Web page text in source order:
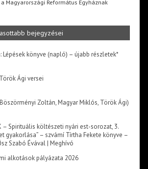
Magyarországi Református Egyháznak
bejegyzései
Lépések könyve (napló) – újabb részletek*
Ági versei
Zoltán, Magyar Miklós, Török Ági)
– Spirituális költészeti nyári est-sorozat, 3.
gyakorlása” – szvámí Tírtha Fekete könyve –
Szabó Évával | Meghívó
alkotások pályázata 2026